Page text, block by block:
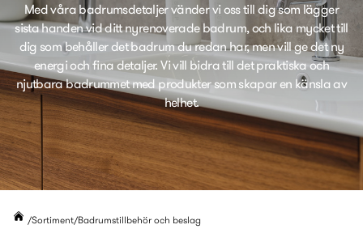
Med våra badrumsdetaljer vänder vi oss till dig som lägger
sista handen vid ditt nyrenoverade badrum, och lika mycket till
dig som behåller det badrum du redan har, men vill ge det ny
energi och fina detaljer. Vi vill bidra till det praktiska och
njutbara badrummet med produkter som skapar en känsla av
helhet.
Sortiment Badrumstillbehör och beslag